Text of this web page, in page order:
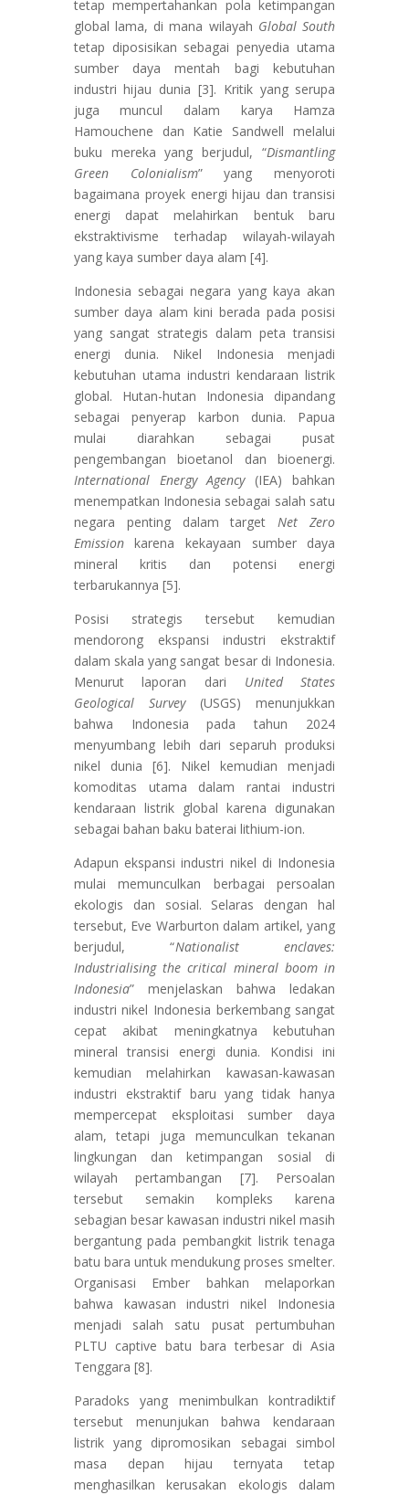
tetap mempertahankan pola ketimpangan
global lama, di mana wilayah Global South
tetap diposisikan sebagai penyedia utama
sumber daya mentah bagi kebutuhan
industri hijau dunia [3]. Kritik yang serupa
juga muncul dalam karya Hamza
Hamouchene dan Katie Sandwell melalui
buku mereka yang berjudul, “Dismantling
Green Colonialism” yang menyoroti
bagaimana proyek energi hijau dan transisi
energi dapat melahirkan bentuk baru
ekstraktivisme terhadap wilayah-wilayah
yang kaya sumber daya alam [4].
Indonesia sebagai negara yang kaya akan
sumber daya alam kini berada pada posisi
yang sangat strategis dalam peta transisi
energi dunia. Nikel Indonesia menjadi
kebutuhan utama industri kendaraan listrik
global. Hutan-hutan Indonesia dipandang
sebagai penyerap karbon dunia. Papua
mulai diarahkan sebagai pusat
pengembangan bioetanol dan bioenergi.
International Energy Agency(IEA) bahkan
menempatkan Indonesia sebagai salah satu
negara penting dalam targetNet Zero
Emissionkarena kekayaan sumber daya
mineral kritis dan potensi energi
terbarukannya [5].
Posisi strategis tersebut kemudian
mendorong ekspansi industri ekstraktif
dalam skala yang sangat besar di Indonesia.
Menurut laporan dari United States
Geological Survey(USGS) menunjukkan
bahwa Indonesia pada tahun 2024
menyumbang lebih dari separuh produksi
nikel dunia [6]. Nikel kemudian menjadi
komoditas utama dalam rantai industri
kendaraan listrik global karena digunakan
sebagai bahan baku baterai lithium-ion.
Adapun ekspansi industri nikel di Indonesia
mulai memunculkan berbagai persoalan
ekologis dan sosial. Selaras dengan hal
tersebut, Eve Warburton dalam artikel, yang
berjudul, “Nationalist enclaves:
Industrialising the critical mineral boom in
Indonesia” menjelaskan bahwa ledakan
industri nikel Indonesia berkembang sangat
cepat akibat meningkatnya kebutuhan
mineral transisi energi dunia. Kondisi ini
kemudian melahirkan kawasan-kawasan
industri ekstraktif baru yang tidak hanya
mempercepat eksploitasi sumber daya
alam, tetapi juga memunculkan tekanan
lingkungan dan ketimpangan sosial di
wilayah pertambangan [7]. Persoalan
tersebut semakin kompleks karena
sebagian besar kawasan industri nikel masih
bergantung pada pembangkit listrik tenaga
batu bara untuk mendukung proses smelter.
Organisasi Ember bahkan melaporkan
bahwa kawasan industri nikel Indonesia
menjadi salah satu pusat pertumbuhan
PLTU captive batu bara terbesar di Asia
Tenggara [8].
Paradoks yang menimbulkan kontradiktif
tersebut menunjukan bahwa kendaraan
listrik yang dipromosikan sebagai simbol
masa depan hijau ternyata tetap
menghasilkan kerusakan ekologis dalam